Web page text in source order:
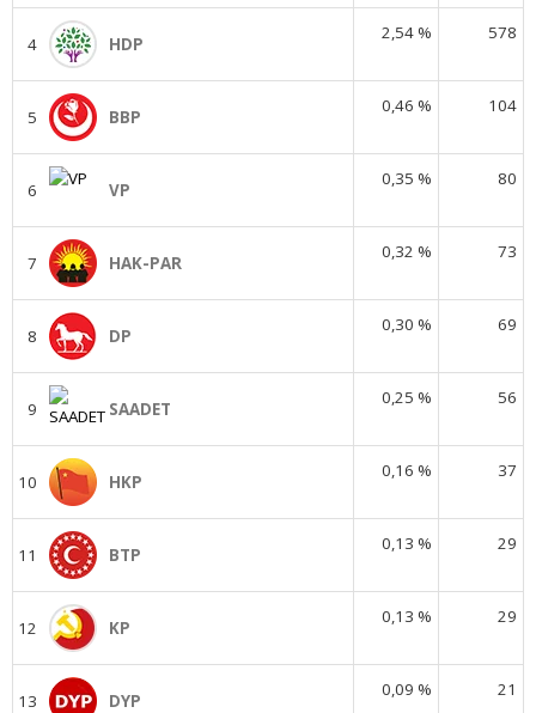
4 HDP
2,54 % 578
5 BBP
0,46 % 104
6 VP
0,35 % 80
7 HAK-PAR
0,32 % 73
8 DP
0,30 % 69
9 SAADET
0,25 % 56
10 HKP
0,16 % 37
11 BTP
0,13 % 29
12 KP
0,13 % 29
13 DYP
0,09 % 21